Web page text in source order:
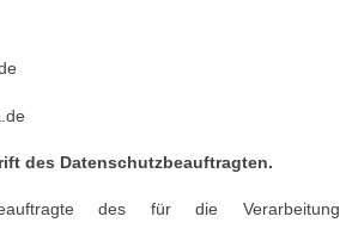
des Datenschutzbeauftragten.
des für die Verarbeitung